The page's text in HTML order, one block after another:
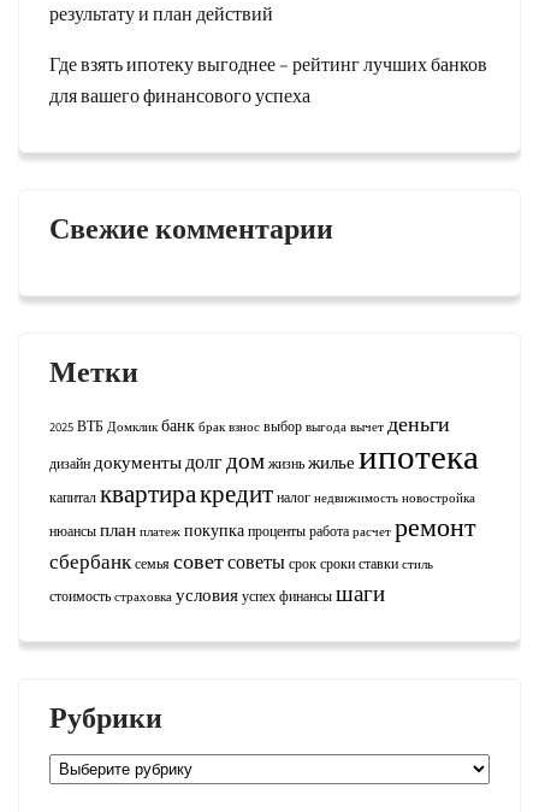
результату и план действий
Где взять ипотеку выгоднее – рейтинг лучших банков
для вашего финансового успеха
Свежие комментарии
Метки
2025 ВТБ Домклик банк брак взнос выбор выгода вычет деньги
дизайндокументыдолгдомжизньжилье ипотека
капиталквартиракредитналог недвижимость новостройка
нюансыплан платеж покупкапроцентыработа расчет ремонт
сбербанксемьясоветсоветысроксрокиставки стиль
стоимость страховка условияуспехфинансышаги
Рубрики
Рубрики